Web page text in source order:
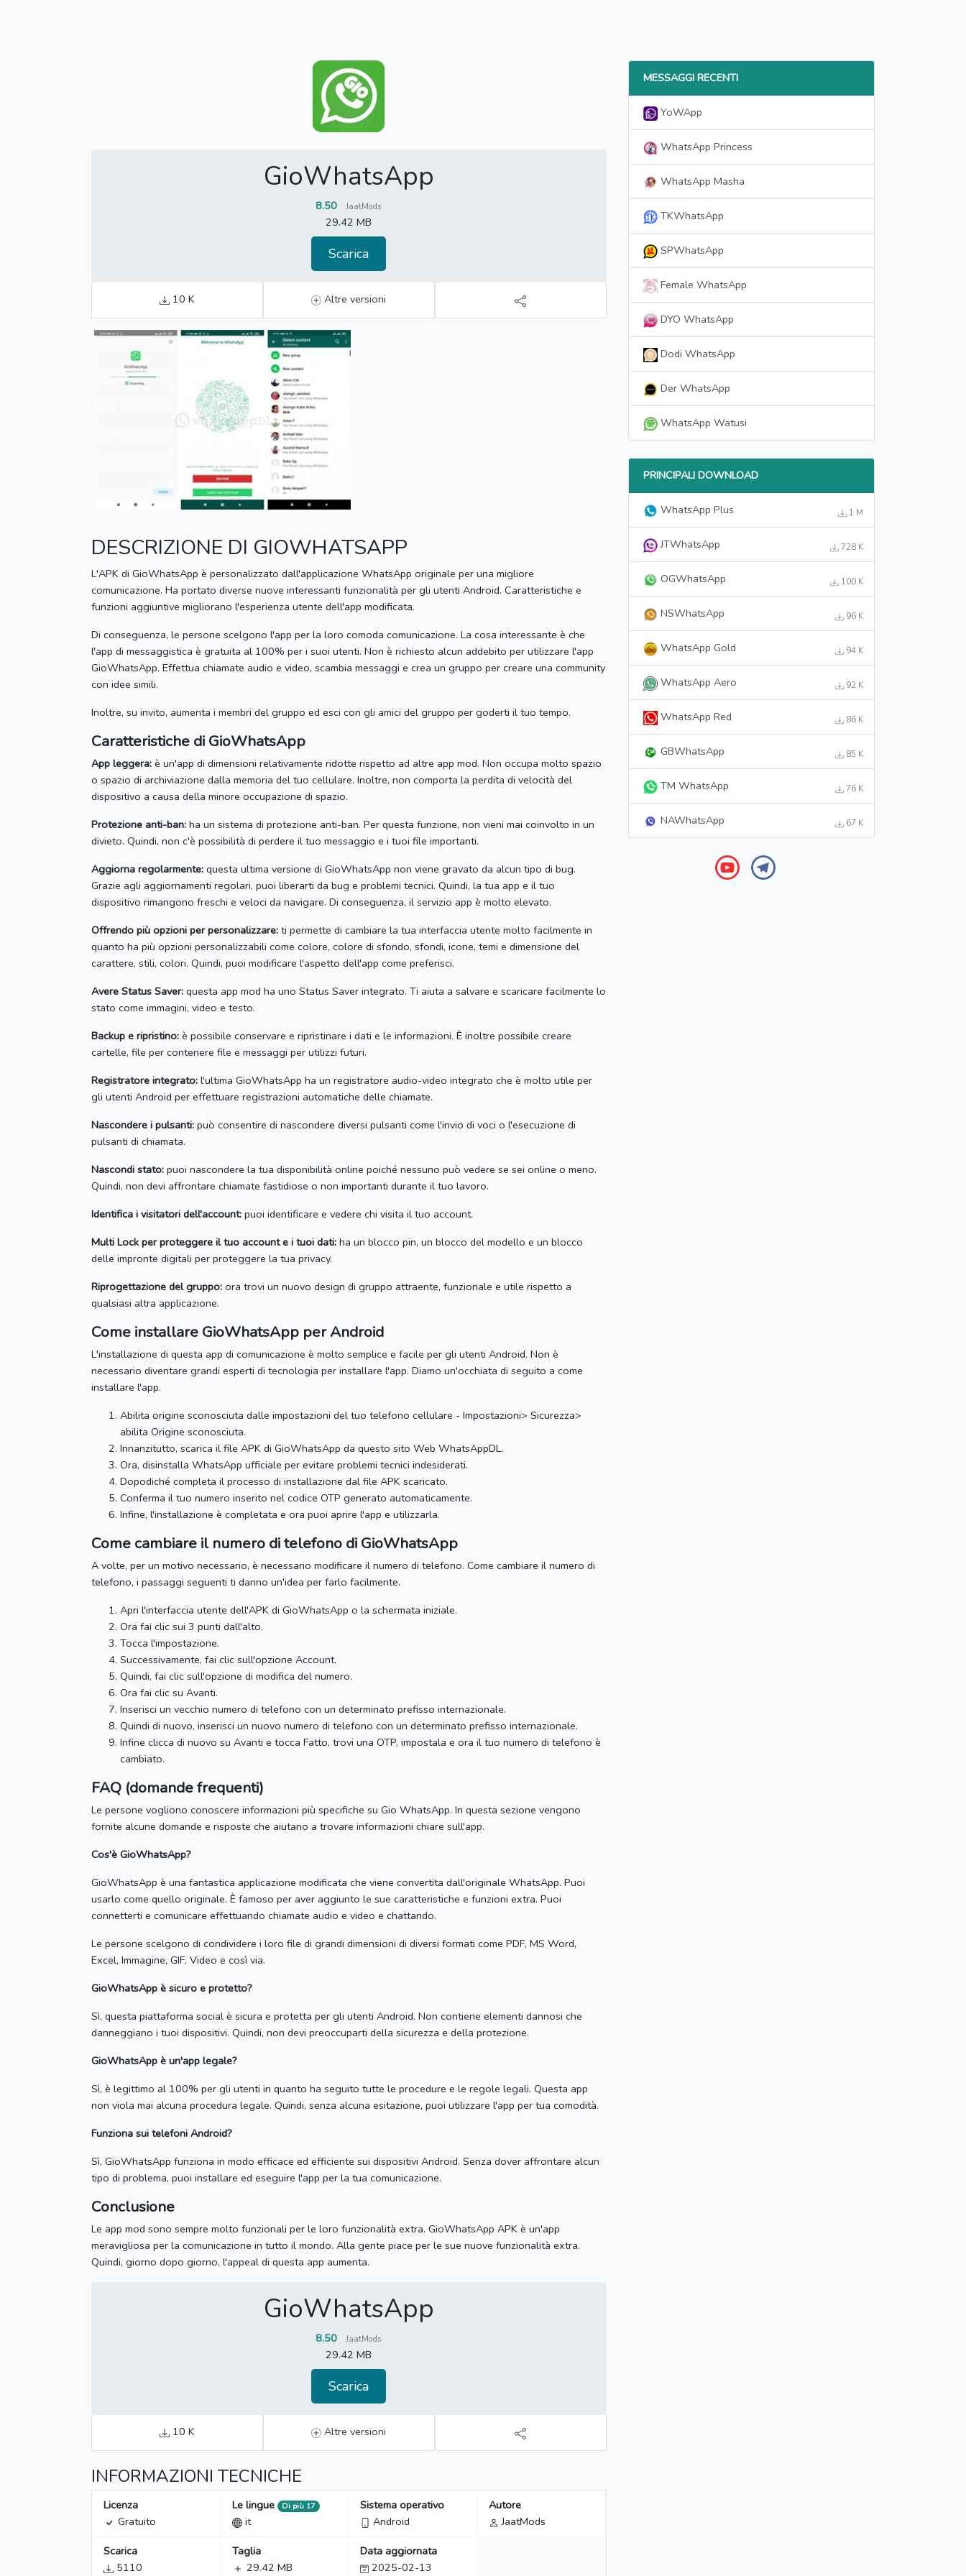
GioWhatsApp
8.50 JaatMods
29.42 MB
Scarica
10 K Altre versioni
DESCRIZIONE DI GIOWHATSAPP
L'APK di GioWhatsApp è personalizzato dall'applicazione WhatsApp originale per una migliore
comunicazione. Ha portato diverse nuove interessanti funzionalità per gli utenti Android. Caratteristiche e
funzioni aggiuntive migliorano l'esperienza utente dell'app modificata.
Di conseguenza, le persone scelgono l'app per la loro comoda comunicazione. La cosa interessante è che
l'app di messaggistica è gratuita al 100% per i suoi utenti. Non è richiesto alcun addebito per utilizzare l'app
GioWhatsApp. Effettua chiamate audio e video, scambia messaggi e crea un gruppo per creare una community
con idee simili.
Inoltre, su invito, aumenta i membri del gruppo ed esci con gli amici del gruppo per goderti il ​​tuo tempo.
Caratteristiche di GioWhatsApp
App leggera: è un'app di dimensioni relativamente ridotte rispetto ad altre app mod. Non occupa molto spazio
o spazio di archiviazione dalla memoria del tuo cellulare. Inoltre, non comporta la perdita di velocità del
dispositivo a causa della minore occupazione di spazio.
Protezione anti-ban: ha un sistema di protezione anti-ban. Per questa funzione, non vieni mai coinvolto in un
divieto. Quindi, non c'è possibilità di perdere il tuo messaggio e i tuoi file importanti.
Aggiorna regolarmente: questa ultima versione di GioWhatsApp non viene gravato da alcun tipo di bug.
Grazie agli aggiornamenti regolari, puoi liberarti da bug e problemi tecnici. Quindi, la tua app e il tuo
dispositivo rimangono freschi e veloci da navigare. Di conseguenza, il servizio app è molto elevato.
Offrendo più opzioni per personalizzare: ti permette di cambiare la tua interfaccia utente molto facilmente in
quanto ha più opzioni personalizzabili come colore, colore di sfondo, sfondi, icone, temi e dimensione del
carattere, stili, colori. Quindi, puoi modificare l'aspetto dell'app come preferisci.
Avere Status Saver: questa app mod ha uno Status Saver integrato. Ti aiuta a salvare e scaricare facilmente lo
stato come immagini, video e testo.
Backup e ripristino: è possibile conservare e ripristinare i dati e le informazioni. È inoltre possibile creare
cartelle, file per contenere file e messaggi per utilizzi futuri.
Registratore integrato: l'ultima GioWhatsApp ha un registratore audio-video integrato che è molto utile per
gli utenti Android per effettuare registrazioni automatiche delle chiamate.
Nascondere i pulsanti: può consentire di nascondere diversi pulsanti come l'invio di voci o l'esecuzione di
pulsanti di chiamata.
Nascondi stato: puoi nascondere la tua disponibilità online poiché nessuno può vedere se sei online o meno.
Quindi, non devi affrontare chiamate fastidiose o non importanti durante il tuo lavoro.
Identifica i visitatori dell'account: puoi identificare e vedere chi visita il tuo account.
Multi Lock per proteggere il tuo account e i tuoi dati: ha un blocco pin, un blocco del modello e un blocco
delle impronte digitali per proteggere la tua privacy.
Riprogettazione del gruppo: ora trovi un nuovo design di gruppo attraente, funzionale e utile rispetto a
qualsiasi altra applicazione.
Come installare GioWhatsApp per Android
L'installazione di questa app di comunicazione è molto semplice e facile per gli utenti Android. Non è
necessario diventare grandi esperti di tecnologia per installare l'app. Diamo un'occhiata di seguito a come
installare l'app.
Abilita origine sconosciuta dalle impostazioni del tuo telefono cellulare - Impostazioni> Sicurezza>
abilita Origine sconosciuta.
Innanzitutto, scarica il file APK di GioWhatsApp da questo sito Web WhatsAppDL.
Ora, disinstalla WhatsApp ufficiale per evitare problemi tecnici indesiderati.
Dopodiché completa il processo di installazione dal file APK scaricato.
Conferma il tuo numero inserito nel codice OTP generato automaticamente.
Infine, l'installazione è completata e ora puoi aprire l'app e utilizzarla.
Come cambiare il numero di telefono di GioWhatsApp
A volte, per un motivo necessario, è necessario modificare il numero di telefono. Come cambiare il numero di
telefono, i passaggi seguenti ti danno un'idea per farlo facilmente.
Apri l'interfaccia utente dell'APK di GioWhatsApp o la schermata iniziale.
Ora fai clic sui 3 punti dall'alto.
Tocca l'impostazione.
Successivamente, fai clic sull'opzione Account.
Quindi, fai clic sull'opzione di modifica del numero.
Ora fai clic su Avanti.
Inserisci un vecchio numero di telefono con un determinato prefisso internazionale.
Quindi di nuovo, inserisci un nuovo numero di telefono con un determinato prefisso internazionale.
Infine clicca di nuovo su Avanti e tocca Fatto, trovi una OTP, impostala e ora il tuo numero di telefono è
cambiato.
FAQ (domande frequenti)
Le persone vogliono conoscere informazioni più specifiche su Gio WhatsApp. In questa sezione vengono
fornite alcune domande e risposte che aiutano a trovare informazioni chiare sull'app.
Cos'è GioWhatsApp?
GioWhatsApp è una fantastica applicazione modificata che viene convertita dall'originale WhatsApp. Puoi
usarlo come quello originale. È famoso per aver aggiunto le sue caratteristiche e funzioni extra. Puoi
connetterti e comunicare effettuando chiamate audio e video e chattando.
Le persone scelgono di condividere i loro file di grandi dimensioni di diversi formati come PDF, MS Word,
Excel, Immagine, GIF, Video e così via.
GioWhatsApp è sicuro e protetto?
Sì, questa piattaforma social è sicura e protetta per gli utenti Android. Non contiene elementi dannosi che
danneggiano i tuoi dispositivi. Quindi, non devi preoccuparti della sicurezza e della protezione.
GioWhatsApp è un'app legale?
Sì, è legittimo al 100% per gli utenti in quanto ha seguito tutte le procedure e le regole legali. Questa app
non viola mai alcuna procedura legale. Quindi, senza alcuna esitazione, puoi utilizzare l'app per tua comodità.
Funziona sui telefoni Android?
Sì, GioWhatsApp funziona in modo efficace ed efficiente sui dispositivi Android. Senza dover affrontare alcun
tipo di problema, puoi installare ed eseguire l'app per la tua comunicazione.
Conclusione
Le app mod sono sempre molto funzionali per le loro funzionalità extra. GioWhatsApp APK è un'app
meravigliosa per la comunicazione in tutto il mondo. Alla gente piace per le sue nuove funzionalità extra.
Quindi, giorno dopo giorno, l'appeal di questa app aumenta.
GioWhatsApp
8.50 JaatMods
29.42 MB
Scarica
10 K Altre versioni
INFORMAZIONI TECNICHE
Licenza
Gratuito
Le lingue Di più 17
it
Sistema operativo
Android
Autore
JaatMods
Scarica
5110
Taglia
29.42 MB
Data aggiornata
2025-02-13
MESSAGGI RECENTI
YoWApp
WhatsApp Princess
WhatsApp Masha
TKWhatsApp
SPWhatsApp
Female WhatsApp
DYO WhatsApp
Dodi WhatsApp
Der WhatsApp
WhatsApp Watusi
PRINCIPALI DOWNLOAD
WhatsApp Plus 1 M
JTWhatsApp 728 K
OGWhatsApp 100 K
NSWhatsApp 96 K
WhatsApp Gold 94 K
WhatsApp Aero 92 K
WhatsApp Red 86 K
GBWhatsApp 85 K
TM WhatsApp 76 K
NAWhatsApp 67 K